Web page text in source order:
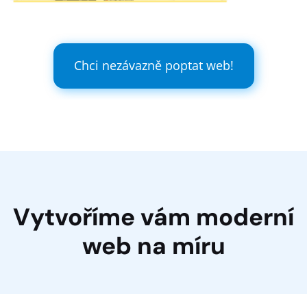
Chci nezávazně poptat web!
Vytvoříme vám moderní
web na míru